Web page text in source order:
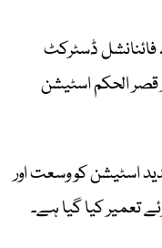
فائنانشل ڈسٹرکٹ
قصر الحکم اسٹیشن
اسٹیشن کو وسعت اور
تعمیر کیا گیا ہے۔